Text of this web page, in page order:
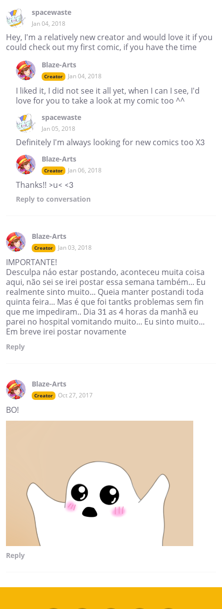
spacewaste
Jan 04, 2018
Hey, I'm a relatively new creator and would love it if you
could check out my first comic, if you have the time
Blaze-Arts
Creator Jan 04, 2018
I liked it, I did not see it all yet, when I can I see, I'd
love for you to take a look at my comic too ^^
spacewaste
Jan 05, 2018
Definitely I'm always looking for new comics too X3
Blaze-Arts
Creator Jan 06, 2018
Thanks!! >u< <3
Reply to conversation
Blaze-Arts
Creator Jan 03, 2018
IMPORTANTE!
Desculpa náo estar postando, aconteceu muita coisa
aqui, não sei se irei postar essa semana também... Eu
realmente sinto muito... Queia manter postandi toda
quinta feira... Mas é que foi tantks problemas sem fin
que me impediram.. Dia 31 as 4 horas da manhã eu
parei no hospital vomitando muito... Eu sinto muito...
Em breve irei postar novamente
Reply
Blaze-Arts
Creator Oct 27, 2017
BO!
Reply